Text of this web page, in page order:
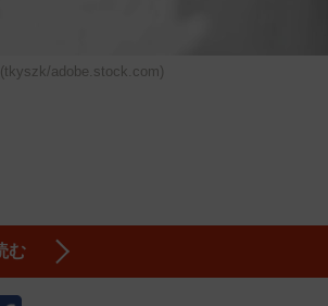
adobe.stock.com)
む